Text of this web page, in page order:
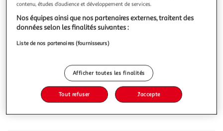
Livraison dès 5/6 jours
Livraison offerte
Plus d'options
37,95€
Ajouter au panier
Ajouter à une liste
contenu, études d’audience et développement de services.
Nos équipes ainsi que nos partenaires externes, traitent des
données selon les finalités suivantes :
Liste de nos partenaires (fournisseurs)
Afficher toutes les finalités
Tout refuser J'accepte